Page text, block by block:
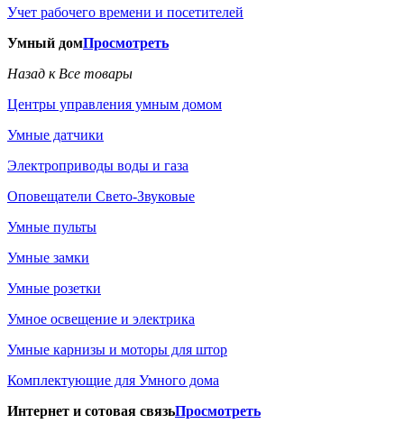
Учет рабочего времени и посетителей
Умный домПросмотреть
Назад к Все товары
Центры управления умным домом
Умные датчики
Электроприводы воды и газа
Оповещатели Свето-Звуковые
Умные пульты
Умные замки
Умные розетки
Умное освещение и электрика
Умные карнизы и моторы для штор
Комплектующие для Умного дома
Интернет и сотовая связьПросмотреть